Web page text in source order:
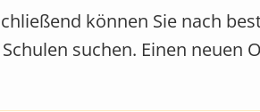
können Sie nach
suchen. Einen neuen